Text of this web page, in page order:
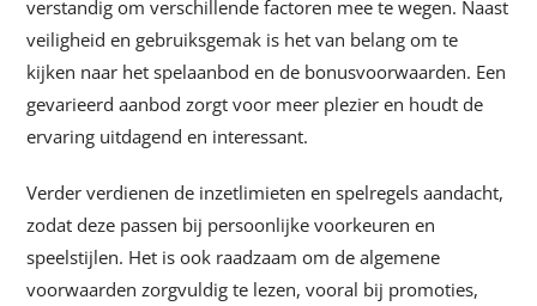
verstandig om verschillende factoren mee te wegen. Naast
veiligheid en gebruiksgemak is het van belang om te
kijken naar het spelaanbod en de bonusvoorwaarden. Een
gevarieerd aanbod zorgt voor meer plezier en houdt de
ervaring uitdagend en interessant.
Verder verdienen de inzetlimieten en spelregels aandacht,
zodat deze passen bij persoonlijke voorkeuren en
speelstijlen. Het is ook raadzaam om de algemene
voorwaarden zorgvuldig te lezen, vooral bij promoties,